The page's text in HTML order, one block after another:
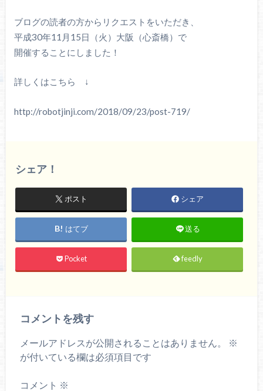
ブログの読者の方からリクエストをいただき、
平成30年11月15日（火）大阪（心斎橋）で
開催することにしました！
詳しくはこちら ↓
http://robotjinji.com/2018/09/23/post-719/
シェア！
ポスト シェア
はてブ 送る
Pocket feedly
コメントを残す
メールアドレスが公開されることはありません。
※
が付いている欄は必須項目です
コメント ※